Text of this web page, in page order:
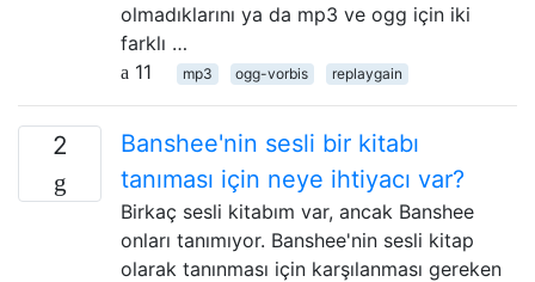
olmadıklarını ya da mp3 ve ogg için iki
farklı …
11
mp3 ogg-vorbis replaygain
2
Banshee'nin sesli bir kitabı
tanıması için neye ihtiyacı var?
Birkaç sesli kitabım var, ancak Banshee
onları tanımıyor. Banshee'nin sesli kitap
olarak tanınması için karşılanması gereken